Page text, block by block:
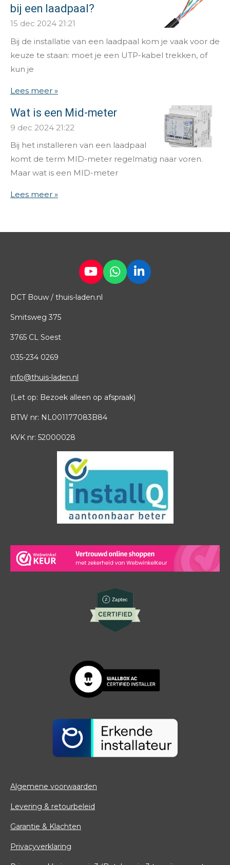
bij een laadpaal?
15 dec 2024 21:21
Bij de installatie van een laadpaal kom je vaak voor de
keuze te staan: moet je een UTP-kabel trekken, of
kun je
Lees meer »
Wat is een Mid-meter
9 dec 2024 21:22
Bij het installeren van een laadpaal
komt de term MID-meter regelmatig naar voren.
Maar wat is een MID-meter
Lees meer »
Y
o
u
W
h
L
i
DCT Bouw / thuis-laden.nl
Smitsweg 375
3765 CL Soest
035-234 0269
info@thuis-laden.nl
(Let op: Bezoek alleen op afspraak)
BTW nr: NL001177083B84
KVK nr: 52000028
Algemene voorwaarden
Levering & retourbeleid
Garantie & Klachten
Privacyverklaring